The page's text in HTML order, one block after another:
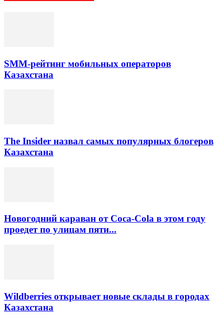
SMM-рейтинг мобильных операторов
Казахстана
The Insider назвал самых популярных блогеров
Казахстана
Новогодний караван от Coca-Cola в этом году
проедет по улицам пяти...
Wildberries открывает новые склады в городах
Казахстана